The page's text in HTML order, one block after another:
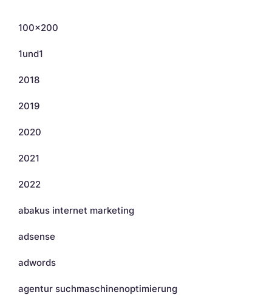
100×200
1und1
2018
2019
2020
2021
2022
abakus internet marketing
adsense
adwords
agentur suchmaschinenoptimierung